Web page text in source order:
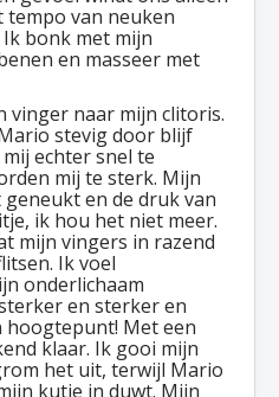
tempo van neuken
bonk met mijn
en masseer met
vinger naar mijn clitoris.
stevig door blijf
echter snel te
mij te sterk. Mijn
en de druk van
ik hou het niet meer.
mijn vingers in razend
Ik voel
onderlichaam
en sterker en
hoogtepunt! Met een
klaar. Ik gooi mijn
het uit, terwijl Mario
kutje in duwt. Mijn